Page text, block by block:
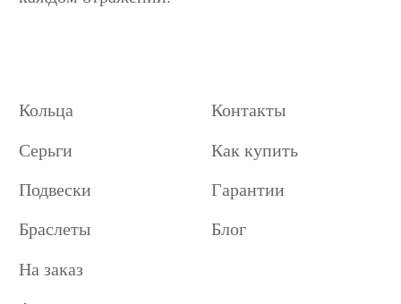
Кольца
Серьги
Подвески
Браслеты
На заказ
Контакты
Как купить
Гарантии
Блог